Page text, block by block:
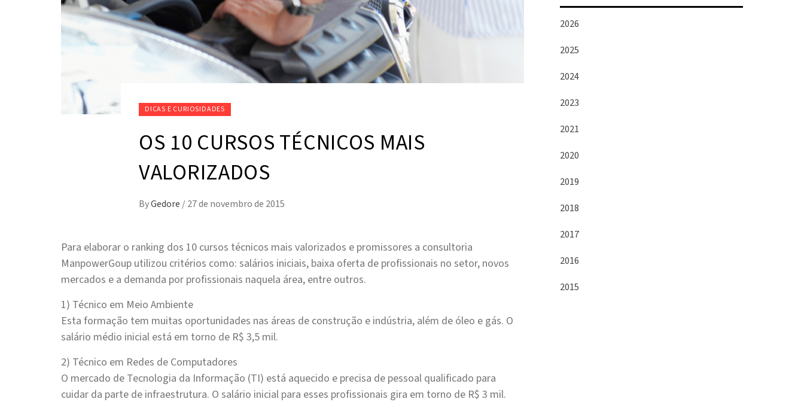
DICAS E CURIOSIDADES
OS 10 CURSOS TÉCNICOS MAIS
VALORIZADOS
ByGedore /27 de novembro de 2015
Para elaborar o ranking dos 10 cursos técnicos mais valorizados e promissores a consultoria
ManpowerGoup utilizou critérios como: salários iniciais, baixa oferta de profissionais no setor, novos
mercados e a demanda por profissionais naquela área, entre outros.
1) Técnico em Meio Ambiente
Esta formação tem muitas oportunidades nas áreas de construção e indústria, além de óleo e gás. O
salário médio inicial está em torno de R$ 3,5 mil.
2) Técnico em Redes de Computadores
O mercado de Tecnologia da Informação (TI) está aquecido e precisa de pessoal qualificado para
cuidar da parte de infraestrutura. O salário inicial para esses profissionais gira em torno de R$ 3 mil.
2026
2025
2024
2023
2021
2020
2019
2018
2017
2016
2015